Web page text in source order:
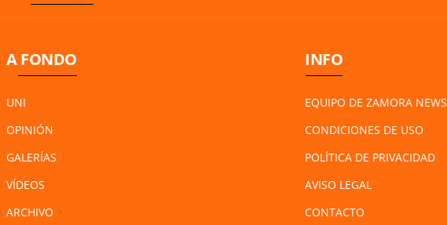
A FONDO
UNI
OPINIÓN
GALERÍAS
VÍDEOS
ARCHIVO
INFO
EQUIPO DE ZAMORA NEWS
CONDICIONES DE USO
POLÍTICA DE PRIVACIDAD
AVISO LEGAL
CONTACTO